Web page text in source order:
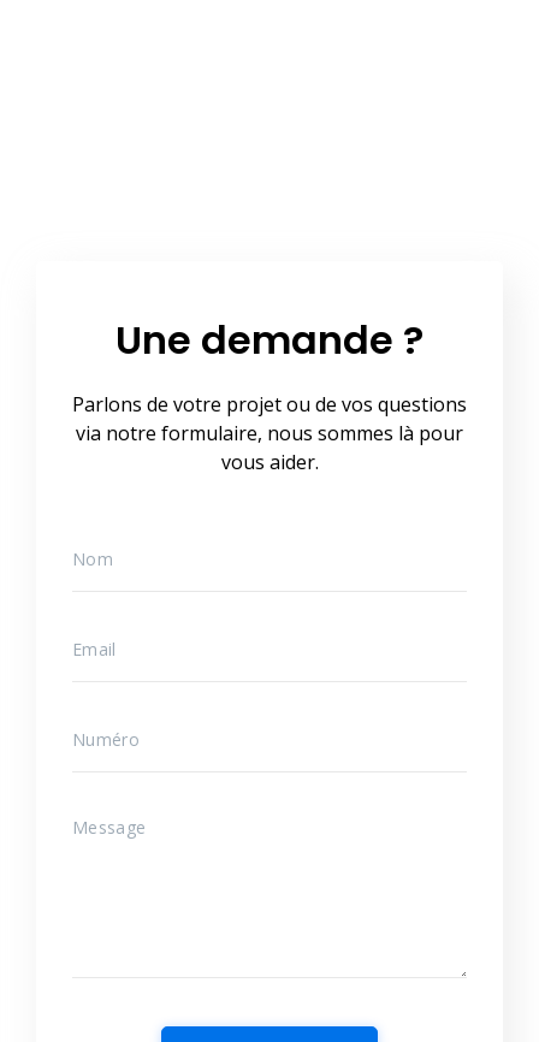
Une demande ?
Parlons de votre projet ou de vos questions
via notre formulaire, nous sommes là pour
vous aider.